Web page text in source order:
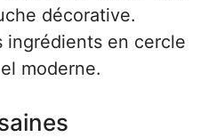
décorative.
ingrédients en cercle
moderne.